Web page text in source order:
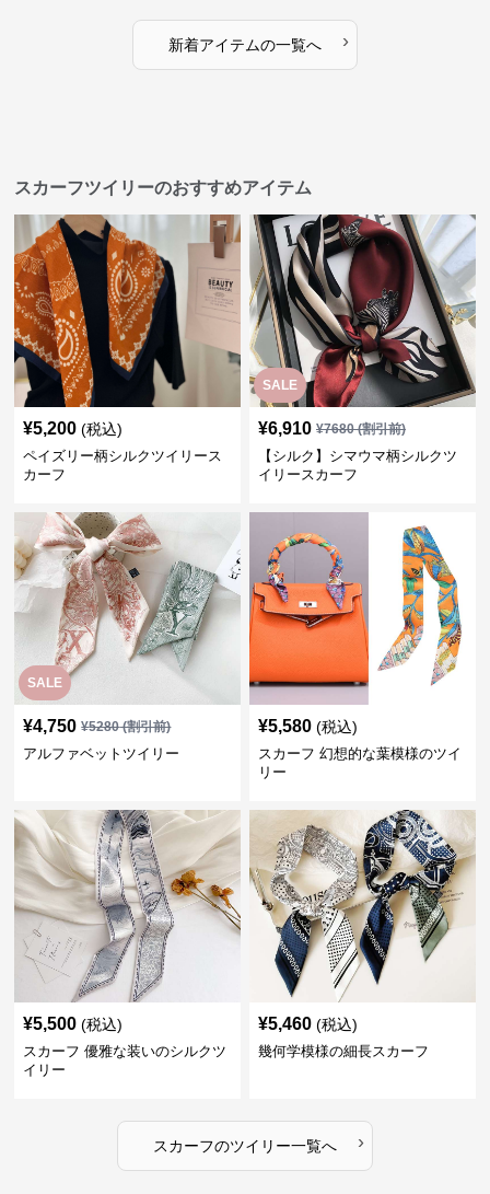
新着アイテムの一覧へ ›
スカーフツイリーのおすすめアイテム
¥5,200 (税込)
ペイズリー柄シルクツイリース
カーフ
SALE
¥6,910 ¥7680(割引前)
【シルク】シマウマ柄シルクツ
イリースカーフ
SALE
¥4,750 ¥5280(割引前)
アルファベットツイリー
¥5,580 (税込)
スカーフ 幻想的な葉模様のツイ
リー
¥5,500 (税込)
スカーフ 優雅な装いのシルクツ
イリー
¥5,460 (税込)
幾何学模様の細長スカーフ
スカーフのツイリー一覧へ ›